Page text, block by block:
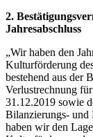
2.
Jahresabschluss
„Wir haben den
Kulturförderung
bestehend aus der
Verlustrechnung
31.12.2019 sowie
Bilanzierungs- und
haben wir den